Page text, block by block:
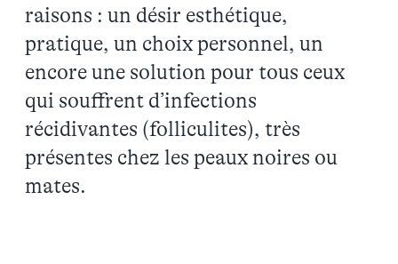
raisons : un désir esthétique,
pratique, un choix personnel, un
encore une solution pour tous ceux
qui souffrent d’infections
récidivantes (folliculites), très
présentes chez les peaux noires ou
mates.